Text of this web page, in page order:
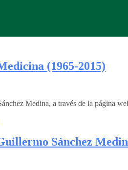
(1965-2015)
Medina, a través de la página
Sánchez